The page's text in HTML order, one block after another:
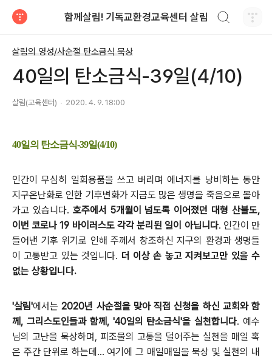
함께살림! 기독교환경교육센터 살림
살림의 영성/사순절 탄소금식 묵상
40일의 탄소금식-39일(4/10)
살림(교육센터) 2020. 4. 9. 18:00
40일의 탄소금식-39일(4/10)
인간이 무심히 일회용품을 쓰고 버리며 에너지를 낭비하는 동안
지구온난화로 인한 기후변화가 지금도 많은 생명을 죽음으로 몰아
가고 있습니다. 호주에서 5개월이 넘도록 이어졌던 대형 산불도,
이번 코로나 19 바이러스도 각각 분리된 일이 아닙니다. 인간이 만
들어낸 기후 위기로 인해 주께서 창조하신 지구의 환경과 생명들
이 고통받고 있는 것입니다. 더 이상 손 놓고 지켜보고만 있을 수
없는 상황입니다.
'살림'에서는2020년 사순절을 맞아 직접 신청을 하신 교회와 함
께, 그리스도인들과 함께, '40일의 탄소금식'을 실천합니다. 예수
님의 고난을 묵상하며, 피조물의 고통을 덜어주는 실천을 매일 혹
은 주간 단위로 하는데... 여기에 그 매일매일을 묵상 및 실천의 내